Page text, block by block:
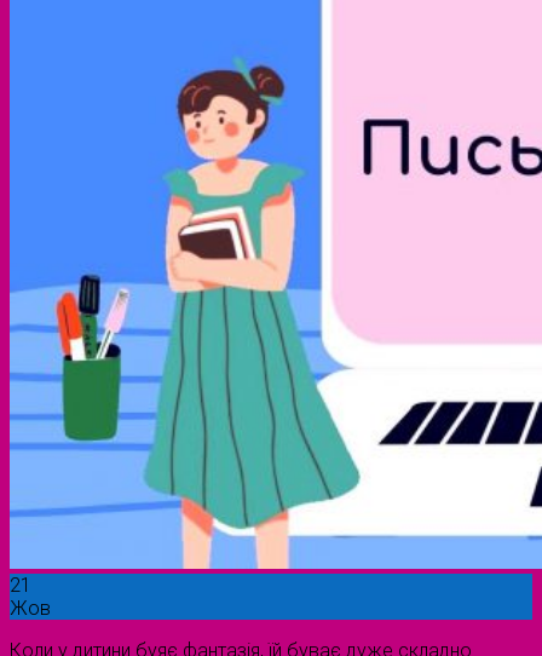
21
Жов
Коли у дитини буяє фантазія, їй буває дуже складно